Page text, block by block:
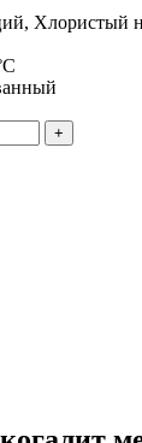
Хлористый